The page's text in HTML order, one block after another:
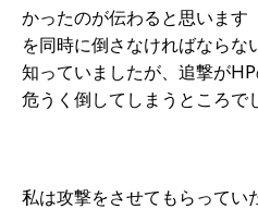
かったのが伝わると思います
を同時に倒さなければならな
知っていましたが、追撃が
危うく倒してしまうところで
私は攻撃をさせてもらってい